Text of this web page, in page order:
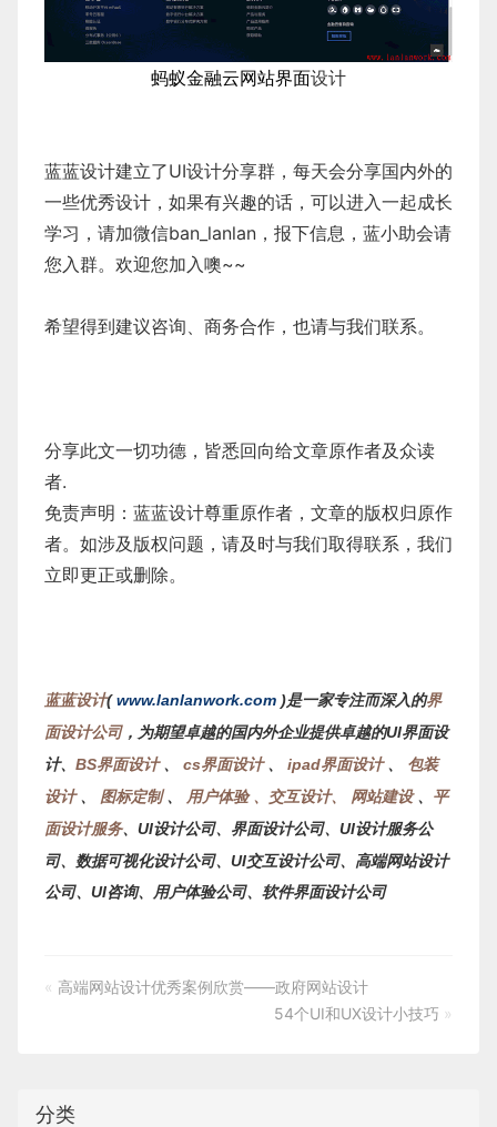
蚂蚁金融云网站界面设计
蓝蓝设计建立了UI设计分享群，每天会分享国内外的
一些优秀设计，如果有兴趣的话，可以进入一起成长
学习，请加微信ban_lanlan，报下信息，蓝小助会请
您入群。欢迎您加入噢~~
希望得到建议咨询、商务合作，也请与我们联系。
分享此文一切功德，皆悉回向给文章原作者及众读
者.
免责声明：蓝蓝设计尊重原作者，文章的版权归原作
者。如涉及版权问题，请及时与我们取得联系，我们
立即更正或删除。
蓝蓝设计(www.lanlanwork.com )是一家专注而深入的界
面设计公司，为期望卓越的国内外企业提供卓越的UI界面设
计、 BS界面设计、 cs界面设计、 ipad界面设计 、 包装
设计、 图标定制、 用户体验 、交互设计、 网站建设 、 平
面设计服务、 UI设计公司、界面设计公司、UI设计服务公
司、数据可视化设计公司、UI交互设计公司、高端网站设计
公司、UI咨询、用户体验公司、软件界面设计公司
« 高端网站设计优秀案例欣赏——政府网站设计
54个UI和UX设计小技巧 »
分类